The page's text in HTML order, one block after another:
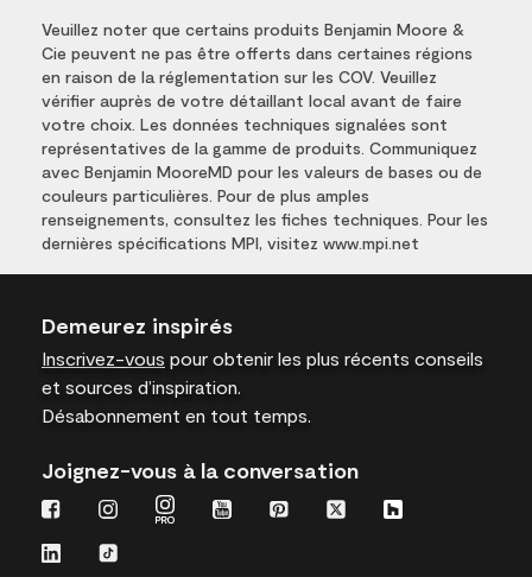
Veuillez noter que certains produits Benjamin Moore &
Cie peuvent ne pas être offerts dans certaines régions
en raison de la réglementation sur les COV. Veuillez
vérifier auprès de votre détaillant local avant de faire
votre choix. Les données techniques signalées sont
représentatives de la gamme de produits. Communiquez
avec Benjamin MooreMD pour les valeurs de bases ou de
couleurs particulières. Pour de plus amples
renseignements, consultez les fiches techniques. Pour les
dernières spécifications MPI, visitez www.mpi.net
Demeurez inspirés
Inscrivez-vous pour obtenir les plus récents conseils
et sources d’inspiration.
Désabonnement en tout temps.
Joignez-vous à la conversation